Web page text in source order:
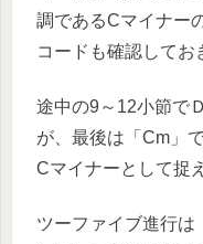
調であるCマイナー
コードも確認してお
途中の9～12小節で
が、最後は「Cm」
Cマイナーとして捉
ツーファイブ進行